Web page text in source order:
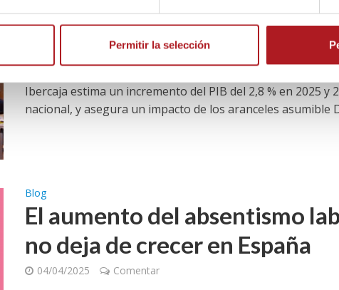
Permitir la selección
Aragón crecerá “con fuerza”
aranceles de Trump
17/05/2025 Comentar
Ibercaja estima un incremento del PIB del 2,8 % en 2025
nacional, y asegura un impacto de los aranceles asumible
Blog
El aumento del absentismo
no deja de crecer en España
04/04/2025 Comentar